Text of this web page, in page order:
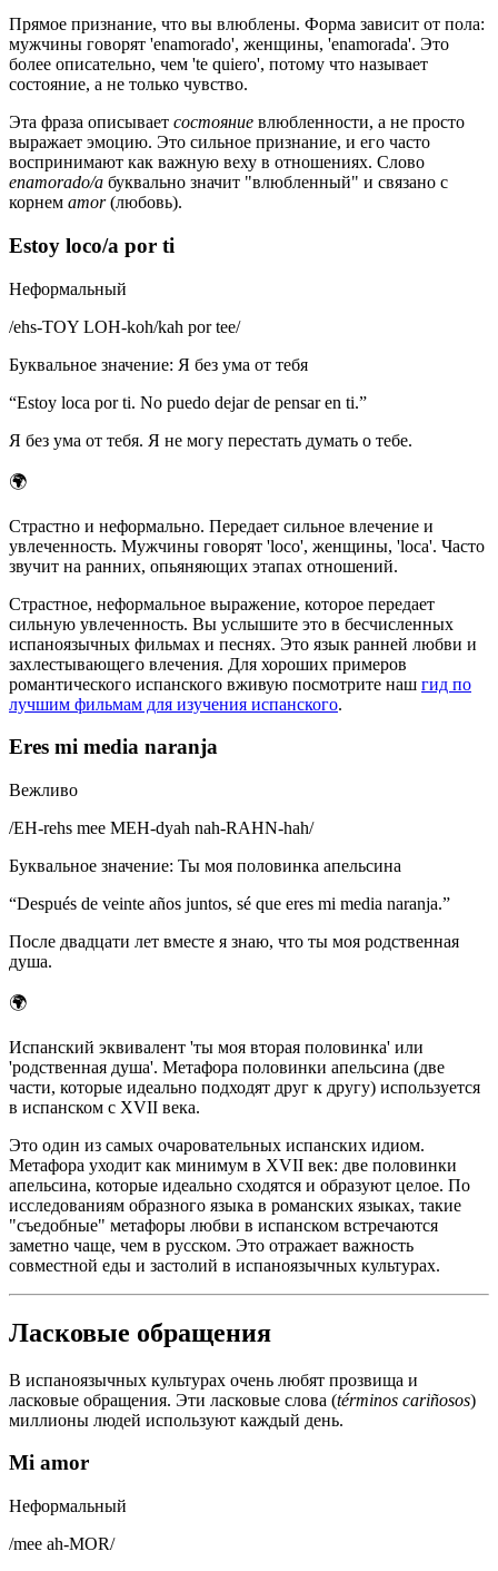
Прямое признание, что вы влюблены. Форма зависит от пола:
мужчины говорят 'enamorado', женщины, 'enamorada'. Это
более описательно, чем 'te quiero', потому что называет
состояние, а не только чувство.
Эта фраза описывает состояние влюбленности, а не просто
выражает эмоцию. Это сильное признание, и его часто
воспринимают как важную веху в отношениях. Слово
enamorado/a буквально значит "влюбленный" и связано с
корнем amor(любовь).
Estoy loco/a por ti
Неформальный
/ehs-TOY LOH-koh/kah por tee/
Буквальное значение: Я без ума от тебя
“Estoy loca por ti. No puedo dejar de pensar en ti.”
Я без ума от тебя. Я не могу перестать думать о тебе.
🌍
Страстно и неформально. Передает сильное влечение и
увлеченность. Мужчины говорят 'loco', женщины, 'loca'. Часто
звучит на ранних, опьяняющих этапах отношений.
Страстное, неформальное выражение, которое передает
сильную увлеченность. Вы услышите это в бесчисленных
испаноязычных фильмах и песнях. Это язык ранней любви и
захлестывающего влечения. Для хороших примеров
романтического испанского вживую посмотрите наш гид по
лучшим фильмам для изучения испанского.
Eres mi media naranja
Вежливо
/EH-rehs mee MEH-dyah nah-RAHN-hah/
Буквальное значение: Ты моя половинка апельсина
“Después de veinte años juntos, sé que eres mi media naranja.”
После двадцати лет вместе я знаю, что ты моя родственная
душа.
🌍
Испанский эквивалент 'ты моя вторая половинка' или
'родственная душа'. Метафора половинки апельсина (две
части, которые идеально подходят друг к другу) используется
в испанском с XVII века.
Это один из самых очаровательных испанских идиом.
Метафора уходит как минимум в XVII век: две половинки
апельсина, которые идеально сходятся и образуют целое. По
исследованиям образного языка в романских языках, такие
"съедобные" метафоры любви в испанском встречаются
заметно чаще, чем в русском. Это отражает важность
совместной еды и застолий в испаноязычных культурах.
Ласковые обращения
В испаноязычных культурах очень любят прозвища и
ласковые обращения. Эти ласковые слова (términos cariñosos)
миллионы людей используют каждый день.
Mi amor
Неформальный
/mee ah-MOR/